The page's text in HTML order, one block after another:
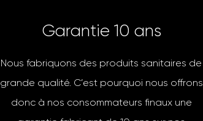
Garantie 10 ans
Nous fabriquons des produits sanitaires de
grande qualité. C’est pourquoi nous offrons
donc à nos consommateurs finaux une